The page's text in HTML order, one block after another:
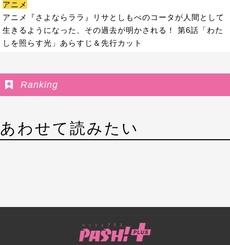
アニメ
アニメ『さよならララ』リサとしもべのコータが人間として
生きるようになった、その過去が明かされる！ 第6話「わた
しを照らす光」あらすじ＆先行カット
Ranking
あわせて読みたい